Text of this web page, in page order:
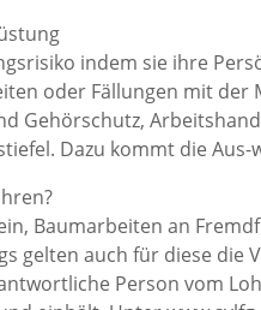
indem sie ihre
oder Fällungen mit der
Gehörschutz,
Dazu kommt die
Baumarbeiten an
gelten auch für diese die
Person vom